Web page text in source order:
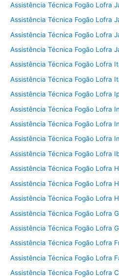
Assistência Técnica Fogão Lofra
Assistência Técnica Fogão Lofra
Assistência Técnica Fogão Lofra
Assistência Técnica Fogão Lofra
Assistência Técnica Fogão Lofra
Assistência Técnica Fogão Lofra
Assistência Técnica Fogão Lofra
Assistência Técnica Fogão Lofra
Assistência Técnica Fogão Lofra
Assistência Técnica Fogão Lofra
Assistência Técnica Fogão Lofra
Assistência Técnica Fogão Lofra
Assistência Técnica Fogão Lofra
Assistência Técnica Fogão Lofra
Assistência Técnica Fogão Lofra
Assistência Técnica Fogão Lofra
Assistência Técnica Fogão Lofra
Assistência Técnica Fogão Lofra
Assistência Técnica Fogão Lofra